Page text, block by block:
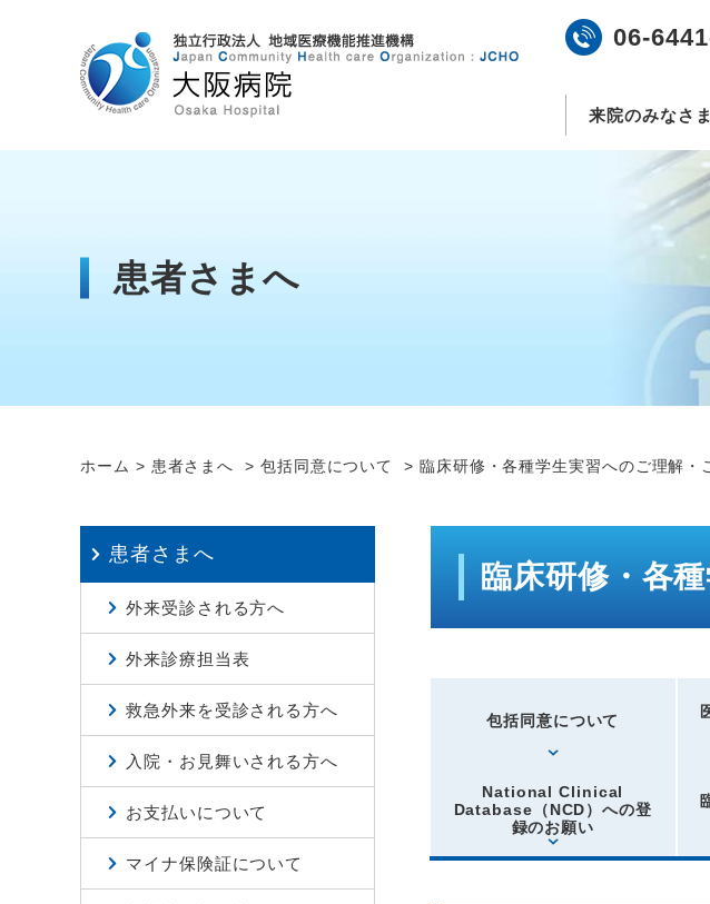
06-
来院のみなさ
患者さまへ
ホーム 患者さまへ 包括同意について 臨床研修・各種学生実習へのご理解・
臨床研修・各
包括同意について
National Clinical
Database（NCD）への登
録のお願い
患者さまへ
外来受診される方へ
外来診療担当表
救急外来を受診される方へ
入院・お見舞いされる方へ
お支払いについて
マイナ保険証について